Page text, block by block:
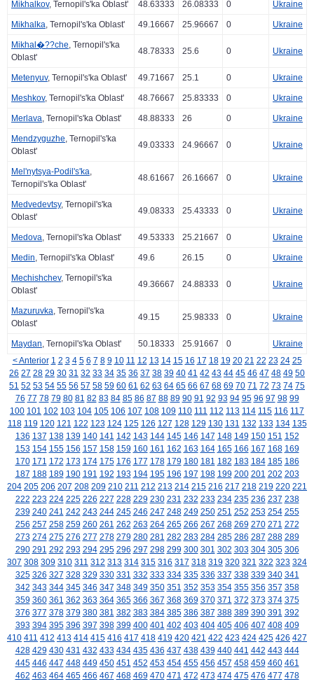
Mikhalkov, Ternopil's'ka Oblast' 48.63333 26.08333 0 Ukraine
Mikhalka, Ternopil's'ka Oblast' 49.16667 25.96667 0 Ukraine
Mikhal�??che, Ternopil's'ka
Oblast'
48.78333 25.6 0 Ukraine
Metenyuv, Ternopil's'ka Oblast' 49.71667 25.1 0 Ukraine
Meshkov, Ternopil's'ka Oblast' 48.76667 25.83333 0 Ukraine
Merlava, Ternopil's'ka Oblast' 48.88333 26 0 Ukraine
Mendzyguzhe, Ternopil's'ka
Oblast'
49.03333 24.96667 0 Ukraine
Mel'nytsya-Podil's'ka,
Ternopil's'ka Oblast'
48.61667 26.16667 0 Ukraine
Medvedevtsy, Ternopil's'ka
Oblast'
49.08333 25.43333 0 Ukraine
Medova, Ternopil's'ka Oblast' 49.53333 25.21667 0 Ukraine
Medin, Ternopil's'ka Oblast' 49.6 26.15 0 Ukraine
Mechishchev, Ternopil's'ka
Oblast'
49.36667 24.88333 0 Ukraine
Mazuruvka, Ternopil's'ka
Oblast'
49.15 25.98333 0 Ukraine
Maydan, Ternopil's'ka Oblast' 50.18333 25.91667 0
Ukraine
< Anterior 1 2 3 4 5 6 7 8 9 10 11 12 13 14 15 16 17 18 19 20 21 22 23 24 25
26 27 28 29 30 31 32 33 34 35 36 37 38 39 40 41 42 43 44 45 46 47 48 49 50
51 52 53 54 55 56 57 58 59 60 61 62 63 64 65 66 67 68 69 70 71 72 73 74 75
76 77 78 79 80 81 82 83 84 85 86 87 88 89 90 91 92 93 94 95 96 97 98 99
100 101 102 103 104 105 106 107 108 109 110 111 112 113 114 115 116 117
118 119 120 121 122 123 124 125 126 127 128 129 130 131 132 133 134 135
136 137 138 139 140 141 142 143 144 145 146 147 148 149 150 151 152
153 154 155 156 157 158 159 160 161 162 163 164 165 166 167 168 169
170 171 172 173 174 175 176 177 178 179 180 181 182 183 184 185 186
187 188 189 190 191 192 193 194 195 196 197 198 199 200 201 202 203
204 205 206 207 208 209 210 211 212 213 214 215 216 217 218 219 220 221
222 223 224 225 226 227 228 229 230 231 232 233 234 235 236 237 238
239 240 241 242 243 244 245 246 247 248 249 250 251 252 253 254 255
256 257 258 259 260 261 262 263 264 265 266 267 268 269 270 271 272
273 274 275 276 277 278 279 280 281 282 283 284 285 286 287 288 289
290 291 292 293 294 295 296 297 298 299 300 301 302 303 304 305 306
307 308 309 310 311 312 313 314 315 316 317 318 319 320 321 322 323 324
325 326 327 328 329 330 331 332 333 334 335 336 337 338 339 340 341
342 343 344 345 346 347 348 349 350 351 352 353 354 355 356 357 358
359 360 361 362 363 364 365 366 367 368 369 370 371 372 373 374 375
376 377 378 379 380 381 382 383 384 385 386 387 388 389 390 391 392
393 394 395 396 397 398 399 400 401 402 403 404 405 406 407 408 409
410 411 412 413 414 415 416 417 418 419 420 421 422 423 424 425 426 427
428 429 430 431 432 433 434 435 436 437 438 439 440 441 442 443 444
445 446 447 448 449 450 451 452 453 454 455 456 457 458 459 460 461
462 463 464 465 466 467 468 469 470 471 472 473 474 475 476 477 478